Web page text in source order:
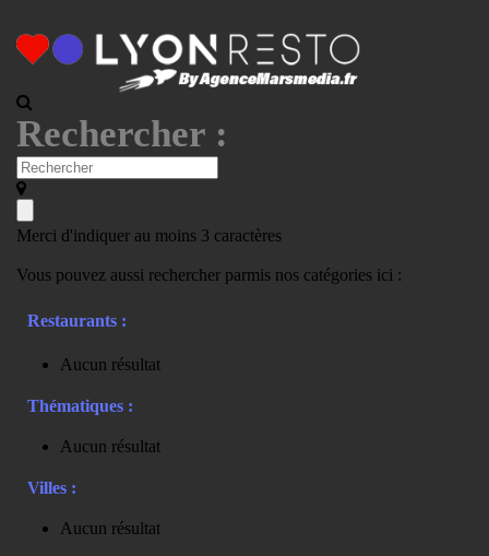
Rechercher :
Merci d'indiquer au moins 3 caractères
Vous pouvez aussi rechercher parmis nos catégories ici :
Restaurants :
Aucun résultat
Thématiques :
Aucun résultat
Villes :
Aucun résultat